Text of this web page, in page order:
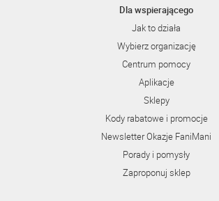
Dla wspierającego
Jak to działa
Wybierz organizację
Centrum pomocy
Aplikacje
Sklepy
Kody rabatowe i promocje
Newsletter Okazje FaniMani
Porady i pomysły
Zaproponuj sklep